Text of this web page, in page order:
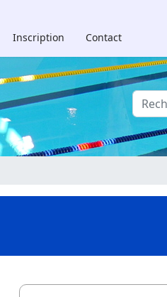
Inscription Contact